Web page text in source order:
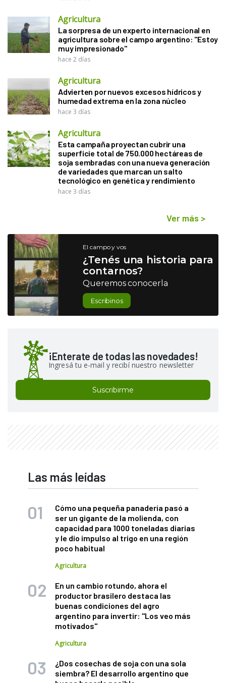
Agricultura
La sorpresa de un experto internacional en
agricultura sobre el campo argentino: "Estoy
muy impresionado"
hace 2 días
Agricultura
Advierten por nuevos excesos hídricos y
humedad extrema en la zona núcleo
hace 3 días
Agricultura
Esta campaña proyectan cubrir una
superficie total de 750.000 hectáreas de
soja sembradas con una nueva generación
de variedades que marcan un salto
tecnológico en genética y rendimiento
hace 3 días
Ver más >
El campo y vos
¿Tenés una historia para
contarnos?
Queremos conocerla
Escribinos
¡Enterate de todas las novedades!
Ingresá tu e-mail y recibí nuestro newsletter
Suscribirme
Las más leídas
Cómo una pequeña panadería pasó a
ser un gigante de la molienda, con
capacidad para 1000 toneladas diarias
y le dio impulso al trigo en una región
poco habitual
Agricultura
En un cambio rotundo, ahora el
productor brasilero destaca las
buenas condiciones del agro
argentino para invertir: "Los veo más
motivados"
Agricultura
¿Dos cosechas de soja con una sola
siembra? El desarrollo argentino que